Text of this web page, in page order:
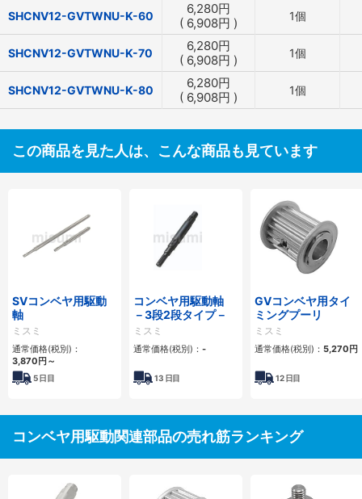
SHCNV12-GVTWNU-K-60 6,280円
( 6,908円 ) 1個
SHCNV12-GVTWNU-K-70 6,280円
( 6,908円 ) 1個
SHCNV12-GVTWNU-K-80 6,280円
( 6,908円 ) 1個
この商品を見た人は、こんな商品も見ています
SVコンベヤ用駆動
軸
ミスミ
通常価格(税別)：
3,870 円 ～
5日目
コンベヤ用駆動軸
－3段2段タイプ－
ミスミ
通常価格(税別)： -
13 日目
GVコンベヤ用タイ
ミングプーリ
ミスミ
通常価格(税別)： 5,270 円
12日目
コンベヤ用駆動関連部品の売れ筋ランキング